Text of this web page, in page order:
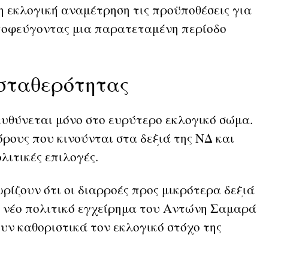
αναμέτρηση τις προϋποθέσεις για
μια παρατεταμένη περίοδο
μόνο στο ευρύτερο εκλογικό σώμα.
που κινούνται στα δεξιά της ΝΔ και
επιλογές.
ότι οι διαρροές προς μικρότερα δεξιά
πολιτικό εγχείρημα του Αντώνη Σαμαρά
καθοριστικά τον εκλογικό στόχο της